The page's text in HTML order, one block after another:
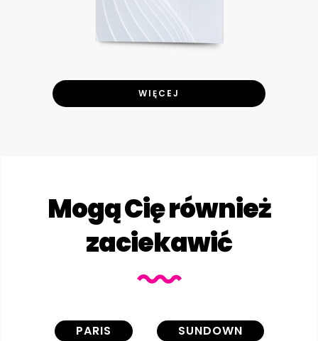
WIĘCEJ
Mogą Cię również
zaciekawić
PARIS SUNDOWN